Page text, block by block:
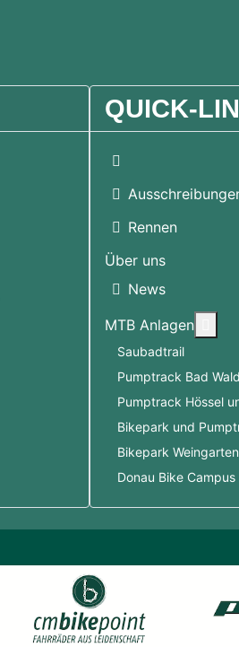
QUICK-
Rennen
Über uns
News
MTB Anlagen
Saubadtrail
Pumptrack Bad
Pumptrack Hössel
Bikepark und
Bikepark Weingarten
Donau Bike Campus